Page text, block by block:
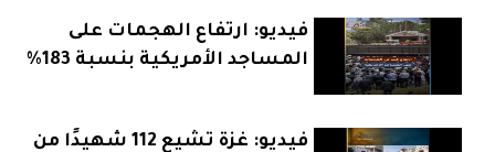
فيديو: ارتفاع الهجمات على
المساجد الأمريكية بنسبة 183%
فيديو: غزة تشيع 112 شهيدًا من